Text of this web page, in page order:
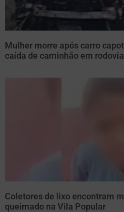
Mulher morre após carro
caída de caminhão em
Coletores de lixo encontram
queimado na Vila Popular